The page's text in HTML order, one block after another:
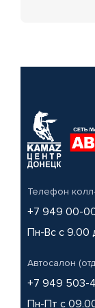
Телефон
+7 949 00-
Пн-Вс с 9.00
Автосалон
+7 949 503-
Пн-Пт с